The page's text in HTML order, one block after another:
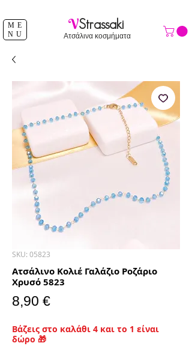
ME
NU
VStrassaki
Ατσάλινα κοσμήματα
SKU: 05823
Ατσάλινο Κολιέ Γαλάζιο Ροζάριο
Χρυσό 5823
8,90 €Τιμή
Βάζεις στο καλάθι 4 και το 1 είναι
δώρο 🎁